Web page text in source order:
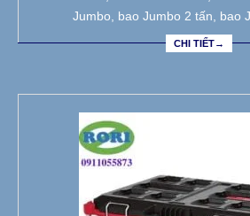
Jumbo, bao Jumbo 2 tấn, bao
CHI TIẾT→